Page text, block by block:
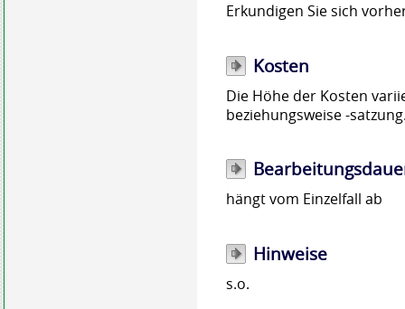
Erkundigen Sie sich
Kosten
Die Höhe der Kosten
beziehungsweise -
hängt vom Einzelfall ab
Hinweise
s.o.